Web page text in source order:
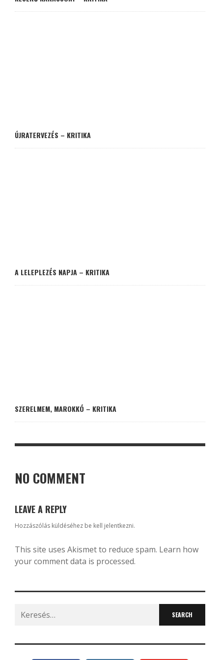
ÚJRATERVEZÉS – KRITIKA
A LELEPLEZÉS NAPJA – KRITIKA
SZERELMEM, MAROKKÓ – KRITIKA
NO COMMENT
LEAVE A REPLY
Hozzászólás küldéséhez be kell jelentkezni.
This site uses Akismet to reduce spam. Learn how
your comment data is processed.
Search
for: